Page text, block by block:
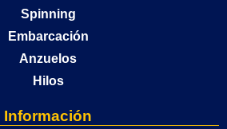
Spinning
Embarcación
Anzuelos
Hilos
Información